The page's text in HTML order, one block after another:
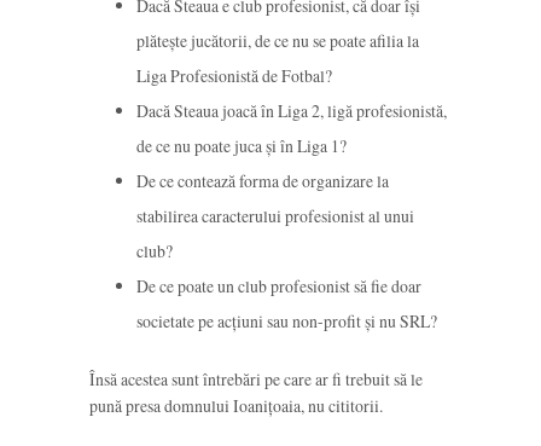
Dacă Steaua e club profesionist, că doar își
plătește jucătorii, de ce nu se poate afilia la
Liga Profesionistă de Fotbal?
Dacă Steaua joacă în Liga 2, ligă profesionistă,
de ce nu poate juca și în Liga 1?
De ce contează forma de organizare la
stabilirea caracterului profesionist al unui
club?
De ce poate un club profesionist să fie doar
societate pe acțiuni sau non-profit și nu SRL?
Însă acestea sunt întrebări pe care ar fi trebuit să le
pună presa domnului Ioanițoaia, nu cititorii.